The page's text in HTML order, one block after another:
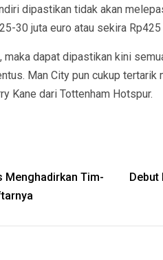
dipastikan tidak akan
30 juta euro atau sekira
dapat dipastikan kini
Man City pun cukup tertarik
Kane dari Tottenham Hotspur.
Menghadirkan Tim-
Debut